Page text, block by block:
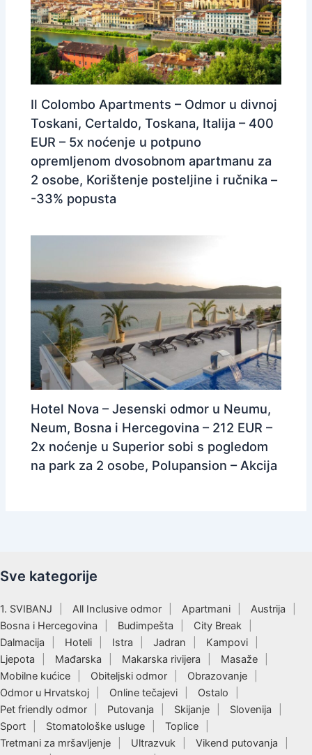
Il Colombo Apartments – Odmor u divnoj
Toskani, Certaldo, Toskana, Italija – 400
EUR – 5x noćenje u potpuno
opremljenom dvosobnom apartmanu za
2 osobe, Korištenje posteljine i ručnika –
-33% popusta
Hotel Nova – Jesenski odmor u Neumu,
Neum, Bosna i Hercegovina – 212 EUR –
2x noćenje u Superior sobi s pogledom
na park za 2 osobe, Polupansion – Akcija
Sve kategorije
1. SVIBANJ All Inclusive odmor Apartmani
Austrija
Bosna i Hercegovina
Budimpešta
City Break
Dalmacija
Hoteli Istra Jadran
Kampovi
Ljepota
Mađarska Makarska rivijera
Masaže
Mobilne kućice
Obiteljski odmor
Obrazovanje
Odmor u Hrvatskoj
Online tečajevi
Ostalo
Pet friendly odmor
Putovanja Skijanje
Slovenija
Sport
Stomatološke usluge
Toplice
Tretmani za mršavljenje
Ultrazvuk
Vikend putovanja